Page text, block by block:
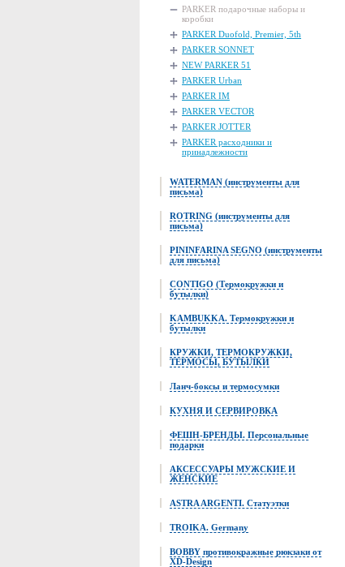
PARKER подарочные наборы и
коробки
PARKER Duofold, Premier, 5th
PARKER SONNET
NEW PARKER 51
PARKER Urban
PARKER IM
PARKER VECTOR
PARKER JOTTER
PARKER расходники и
принадлежности
WATERMAN (инструменты для
письма)
ROTRING (инструменты для
письма)
PININFARINA SEGNO (инструменты
для письма)
CONTIGO (Термокружки и
бутылки)
KAMBUKKA. Термокружки и
бутылки
КРУЖКИ, ТЕРМОКРУЖКИ,
ТЕРМОСЫ, БУТЫЛКИ
Ланч-боксы и термосумки
КУХНЯ И СЕРВИРОВКА
ФЕШН-БРЕНДЫ. Персональные
подарки
АКСЕССУАРЫ МУЖСКИЕ И
ЖЕНСКИЕ
ASTRA ARGENTI. Статуэтки
TROIKA. Germany
BOBBY противокражные рюкзаки от
XD-Design